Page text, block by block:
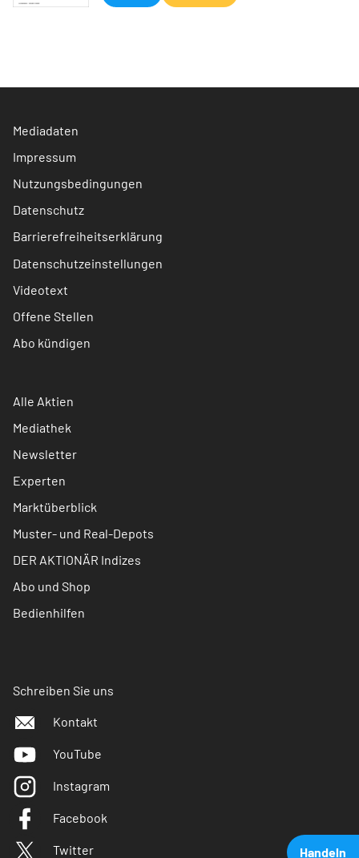
Handeln
Mediadaten
Impressum
Nutzungsbedingungen
Datenschutz
Barrierefreiheitserklärung
Datenschutzeinstellungen
Videotext
Offene Stellen
Abo kündigen
Alle Aktien
Mediathek
Newsletter
Experten
Marktüberblick
Muster- und Real-Depots
DER AKTIONÄR Indizes
Abo und Shop
Bedienhilfen
Schreiben Sie uns
Kontakt
YouTube
Instagram
Facebook
Twitter